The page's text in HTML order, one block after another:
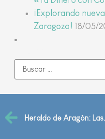
¡Explorando
Zaragoza! 18/05/
Heraldo de Aragón: Las